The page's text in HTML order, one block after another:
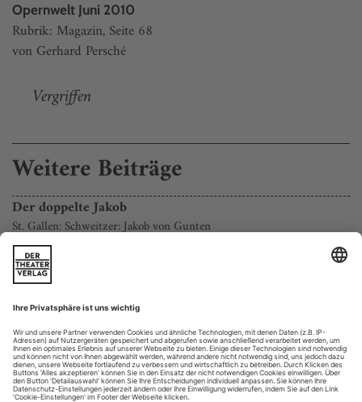
Opernwelt Juni 2010
Rubrik: Magazin, Seite 68
von Gerhard Persché
Vergriffen
Weitere Beiträge
Der doppelte Jakob
St. Gallen: Schweitzer: Jakob von Gunten
Rund zehn Bahnminuten von St. Gallen entfernt liegt das
Städtchen Herisau, wo der Dichter Robert Walser seine letzten
regionale Bezug mag das Theater St. Gallen bewogen haben,
Benjamin Schweitzers Vertonung des in Walsers Werk
zentralen Romans «Jakob von Gunten» auf die Bühne zu
bringen. Die Kammeroper...